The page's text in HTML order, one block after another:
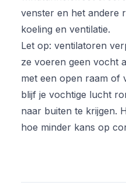
venster en het andere
koeling en ventilatie.
Let op: ventilatoren
ze voeren geen vocht
met een open raam of
blijf je vochtige lucht
naar buiten te krijgen.
hoe minder kans op